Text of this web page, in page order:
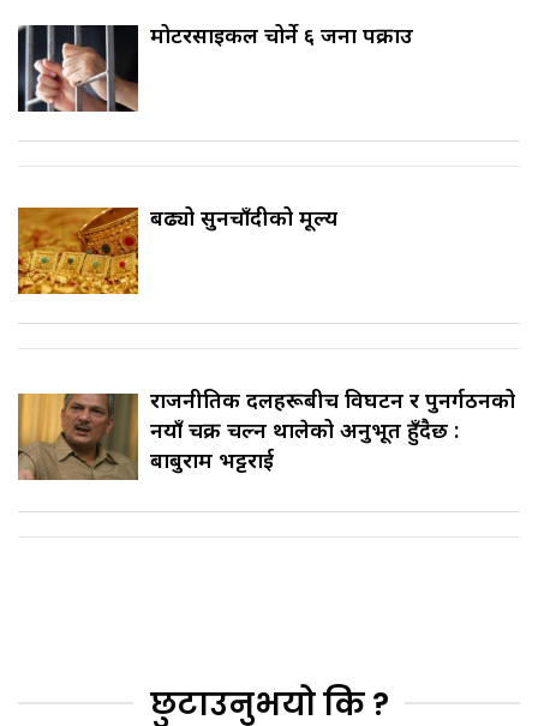
मोटरसाइकल चोर्ने ६ जना पक्राउ
बढ्यो सुनचाँदीको मूल्य
राजनीतिक दलहरूबीच विघटन र पुनर्गठनको
नयाँ चक्र चल्न थालेको अनुभूत हुँदैछ :
बाबुराम भट्टराई
छुटाउनुभयो कि ?